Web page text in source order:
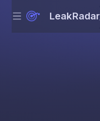
Menu LeakRadar